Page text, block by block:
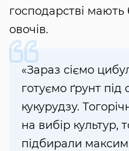
господарстві
овочів.
«Зараз сіємо
готуємо ґрунт
кукурудзу.
на вибір культур,
підбирали